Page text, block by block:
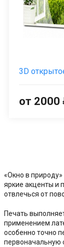
3D
от 2000
«Окно в природу»
яркие акценты и
отвлечься от
Печать
применением
особенно точно
первоначальную